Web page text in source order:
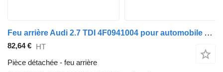
Feu arrière Audi 2.7 TDI 4F0941004 pour automobile Audi A6 (4F2, C6)
82,64 € HT
Pièce détachée - feu arrière